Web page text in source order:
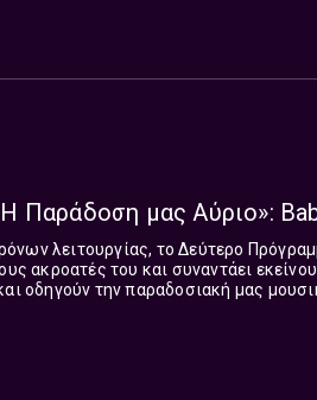
Παράδοση μας Αύριο»:
λειτουργίας, το Δεύτερο
ακροατές του και συναντάει
οδηγούν την παραδοσιακή μας